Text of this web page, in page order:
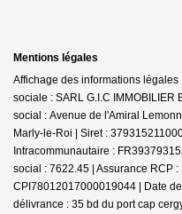
Mentions légales
Affichage des informations légales
sociale : SARL G.I.C IMMOBILIER
social : Avenue de l'Amiral
Marly-le-Roi | Siret :
Intracommunautaire :
social : 7622.45 | Assurance RCP :
CPI78012017000019044 | Date
délivrance : 35 bd du port cap